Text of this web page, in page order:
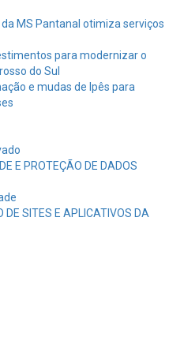
MS Pantanal otimiza serviços
para modernizar o
do Sul
e mudas de Ipês para
E PROTEÇÃO DE DADOS
DE SITES E APLICATIVOS DA